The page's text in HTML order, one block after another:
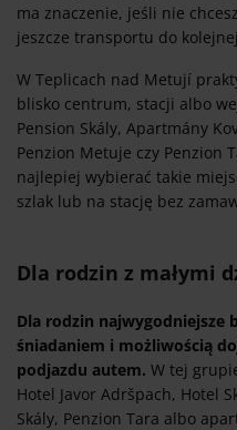
ma znaczenie, jeśli nie
jeszcze transportu do
W Teplicach nad Metují
blisko centrum, stacji albo
Pension Skály, Apartmány
Penzion Metuje czy Penzion
najlepiej wybierać takie
szlak lub na stację bez
Dla rodzin z małymi
Dla rodzin najwygodniejsze
śniadaniem i możliwością
podjazdu autem. W tej
Hotel Javor Adršpach, Hotel
Skály, Penzion Tara albo